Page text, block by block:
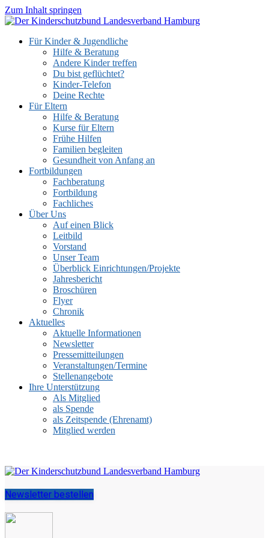
Zum Inhalt springen
Für Kinder & Jugendliche
Hilfe & Beratung
Andere Kinder treffen
Du bist geflüchtet?
Kinder-Telefon
Deine Rechte
Für Eltern
Hilfe & Beratung
Kurse für Eltern
Frühe Hilfen
Familien begleiten
Gesundheit von Anfang an
Fortbildungen
Fachberatung
Fortbildung
Fachliches
Über Uns
Auf einen Blick
Leitbild
Vorstand
Unser Team
Überblick Einrichtungen/Projekte
Jahresbericht
Broschüren
Flyer
Chronik
Aktuelles
Aktuelle Informationen
Newsletter
Pressemitteilungen
Veranstaltungen/Termine
Stellenangebote
Ihre Unterstützung
Als Mitglied
als Spende
als Zeitspende (Ehrenamt)
Mitglied werden
Newsletter bestellen